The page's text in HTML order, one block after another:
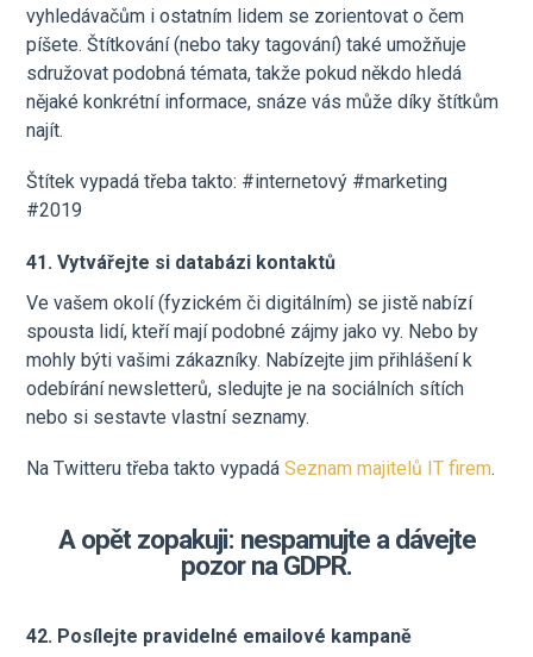
vyhledávačům i ostatním lidem se zorientovat o čem
píšete. Štítkování (nebo taky tagování) také umožňuje
sdružovat podobná témata, takže pokud někdo hledá
nějaké konkrétní informace, snáze vás může díky štítkům
najít.
Štítek vypadá třeba takto: #internetový #marketing
#2019
41. Vytvářejte si databázi kontaktů
Ve vašem okolí (fyzickém či digitálním) se jistě nabízí
spousta lidí, kteří mají podobné zájmy jako vy. Nebo by
mohly býti vašimi zákazníky. Nabízejte jim přihlášení k
odebírání newsletterů, sledujte je na sociálních sítích
nebo si sestavte vlastní seznamy.
Na Twitteru třeba takto vypadáSeznam majitelů IT firem.
A opět zopakuji: nespamujte a dávejte
pozor na GDPR.
42. Posílejte pravidelné emailové kampaně